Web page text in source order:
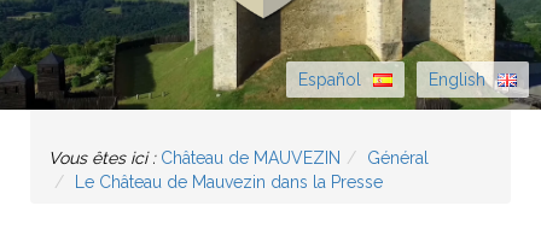
English
Español
Scolaires
Château
Histoire
Vous êtes ici : Château de MAUVEZIN
Général
Le Château de Mauvezin dans la Presse